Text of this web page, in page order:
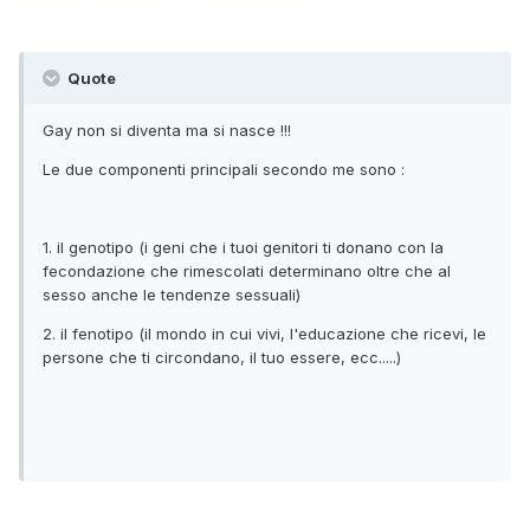
Quote
Gay non si diventa ma si nasce !!!
Le due componenti principali secondo me sono :
1. il genotipo (i geni che i tuoi genitori ti donano con la
fecondazione che rimescolati determinano oltre che al
sesso anche le tendenze sessuali)
2. il fenotipo (il mondo in cui vivi, l'educazione che ricevi, le
persone che ti circondano, il tuo essere, ecc.....)